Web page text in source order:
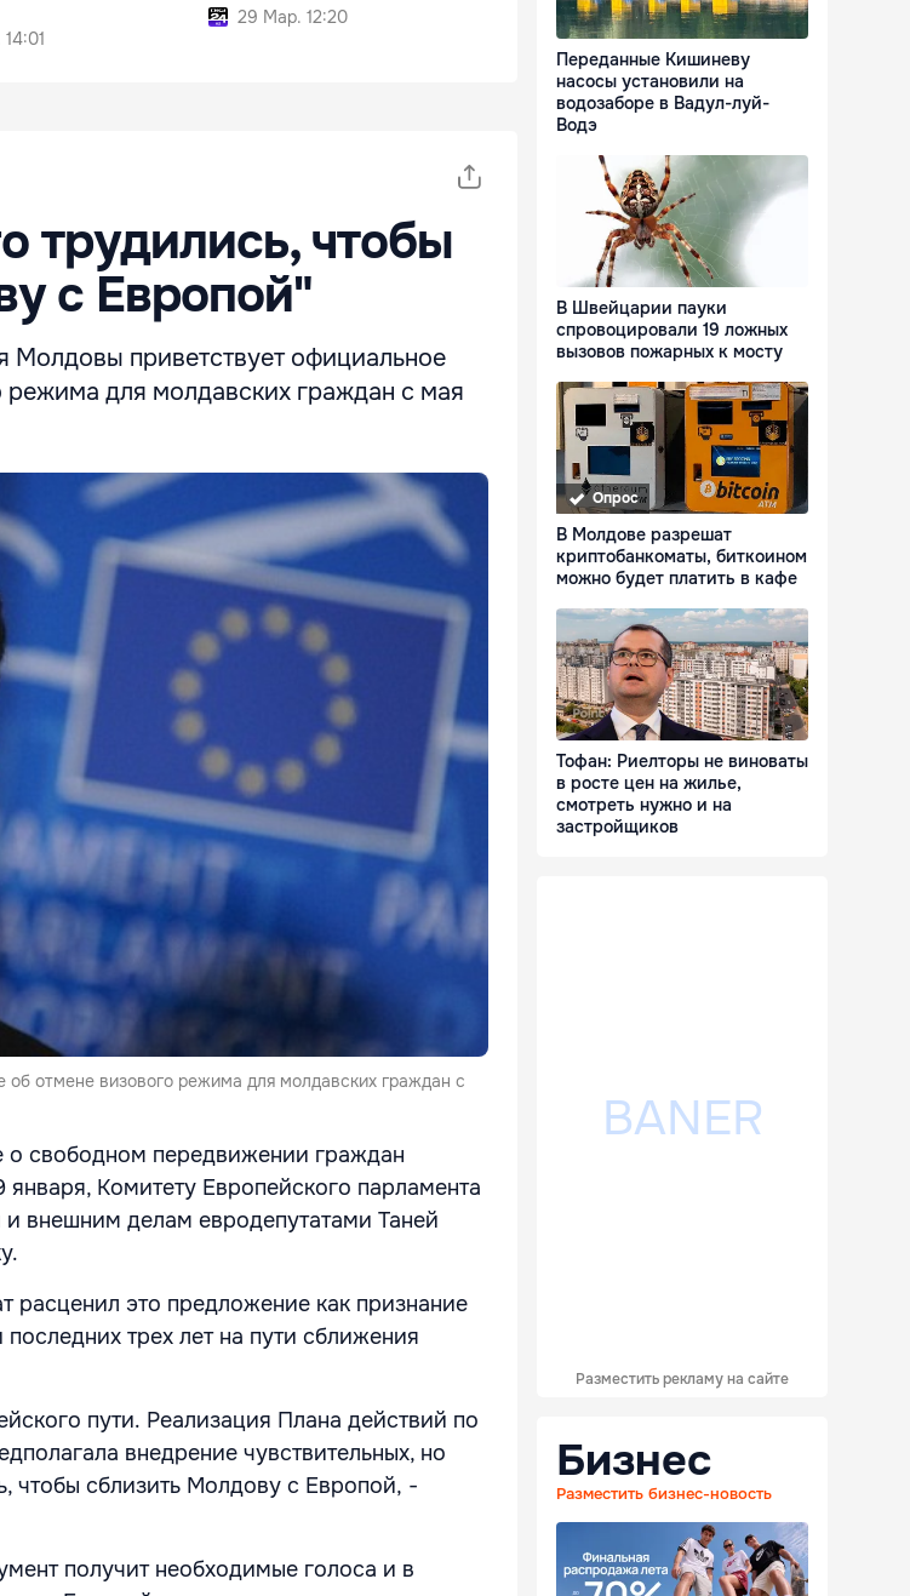
29 Мар. 12:20
трудились, чтобы
с Европой"
Молдовы приветствует официальное
для молдавских граждан с мая
отмене визового режима для молдавских граждан с
свободном передвижении граждан
Комитету Европейского парламента
внешним делам евродепутатами Таней
это предложение как признание
трех лет на пути сближения
пути. Реализация Плана действий по
внедрение чувствительных, но
сблизить Молдову с Европой, -
получит необходимые голоса и в
Переданные Кишиневу
насосы установили на
водозаборе в Вадул-луй-
Водэ
В Швейцарии пауки
спровоцировали 19 ложных
вызовов пожарных к мосту
Опрос
В Молдове разрешат
криптобанкоматы, биткоином
можно будет платить в кафе
Тофан: Риелторы не виноваты
в росте цен на жилье,
смотреть нужно и на
застройщиков
Разместить рекламу на сайте
Бизнес
Разместить бизнес-новость